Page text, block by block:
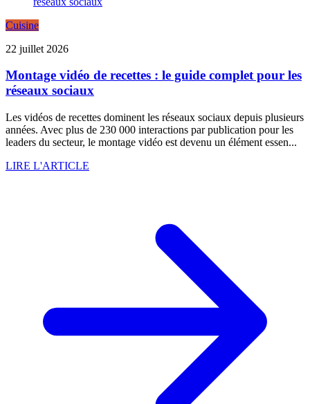
Cuisine
22 juillet 2026
Montage vidéo de recettes : le guide complet pour les
réseaux sociaux
Les vidéos de recettes dominent les réseaux sociaux depuis plusieurs
années. Avec plus de 230 000 interactions par publication pour les
leaders du secteur, le montage vidéo est devenu un élément essen...
LIRE L'ARTICLE